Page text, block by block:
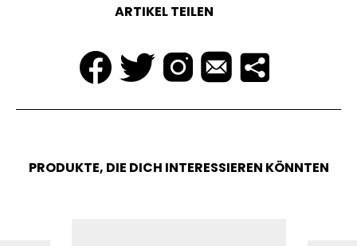
ARTIKEL TEILEN
PRODUKTE, DIE DICH INTERESSIEREN KÖNNTEN